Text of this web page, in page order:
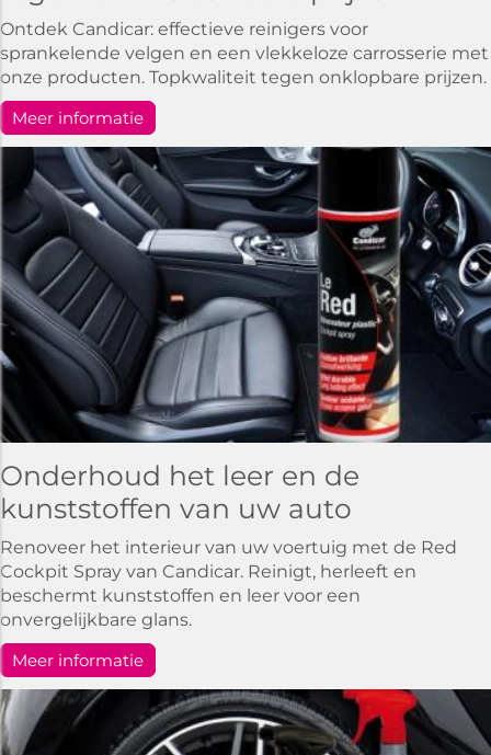
Ontdek Candicar: effectieve reinigers voor
sprankelende velgen en een vlekkeloze carrosserie met
onze producten. Topkwaliteit tegen onklopbare prijzen.
Meer informatie
Onderhoud het leer en de
kunststoffen van uw auto
Renoveer het interieur van uw voertuig met de Red
Cockpit Spray van Candicar. Reinigt, herleeft en
beschermt kunststoffen en leer voor een
onvergelijkbare glans.
Meer informatie